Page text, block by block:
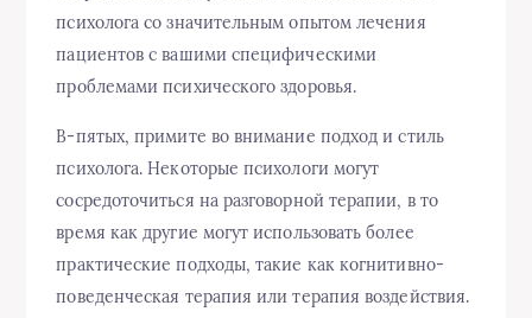
психолога со значительным опытом лечения
пациентов с вашими специфическими
проблемами психического здоровья.
В-пятых, примите во внимание подход и стиль
психолога. Некоторые психологи могут
сосредоточиться на разговорной терапии, в то
время как другие могут использовать более
практические подходы, такие как когнитивно-
поведенческая терапия или терапия воздействия.